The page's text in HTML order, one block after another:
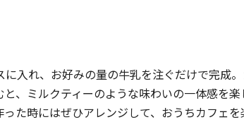
入れ、お好みの量の牛乳を注ぐだけで完成
、ミルクティーのような味わいの一体感を
た時にはぜひアレンジして、おうちカフェを